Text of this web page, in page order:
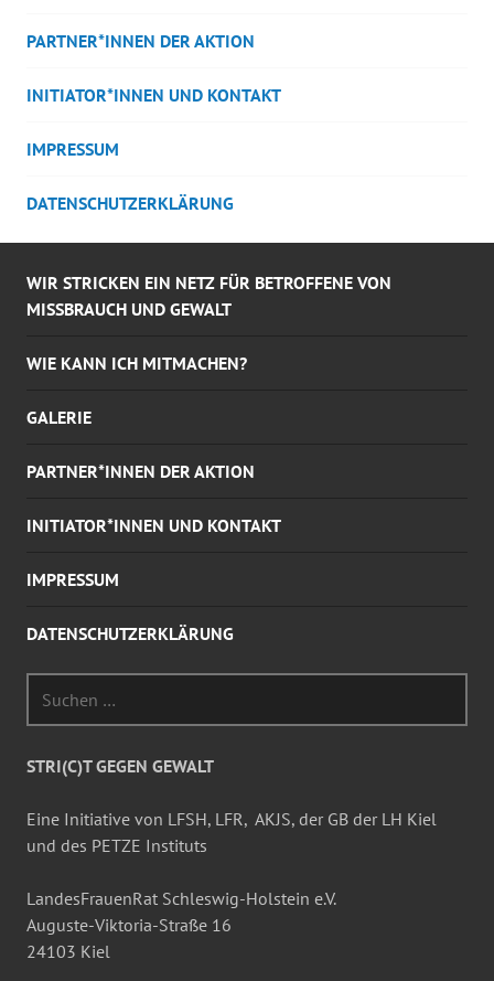
PARTNER*INNEN DER AKTION
INITIATOR*INNEN UND KONTAKT
IMPRESSUM
DATENSCHUTZERKLÄRUNG
WIR STRICKEN EIN NETZ FÜR BETROFFENE VON
MISSBRAUCH UND GEWALT
WIE KANN ICH MITMACHEN?
GALERIE
PARTNER*INNEN DER AKTION
INITIATOR*INNEN UND KONTAKT
IMPRESSUM
DATENSCHUTZERKLÄRUNG
nach:
STRI(C)T GEGEN GEWALT
Eine Initiative von LFSH, LFR, AKJS, der GB der LH Kiel
und des PETZE Instituts
LandesFrauenRat Schleswig-Holstein e.V.
Auguste-Viktoria-Straße 16
24103 Kiel